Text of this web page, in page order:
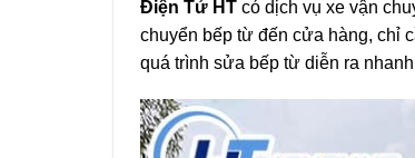
Điện Tử HT có dịch vụ xe vận
chuyển bếp từ đến cửa hàng, chỉ
quá trình sửa bếp từ diễn ra